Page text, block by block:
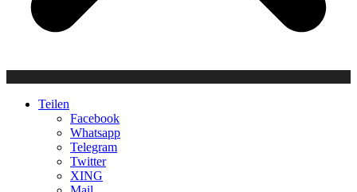
Teilen
Facebook
Whatsapp
Telegram
Twitter
XING